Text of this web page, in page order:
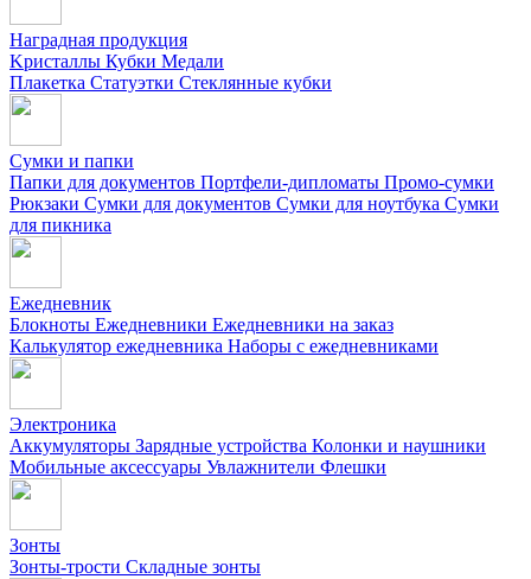
Наградная продукция
Kристаллы Кубки Медали
Плакетка Статуэтки Стеклянные кубки
Сумки и папки
Папки для документов Портфели-дипломаты Промо-сумки
Рюкзаки Сумки для документов Сумки для ноутбука Сумки
для пикника
Ежедневник
Блокноты Ежедневники Ежедневники на заказ
Калькулятор ежедневника Наборы с ежедневниками
Электроника
Аккумуляторы Зарядные устройства Колонки и наушники
Мобильные аксессуары Увлажнители Флешки
Зонты
Зонты-трости Складные зонты